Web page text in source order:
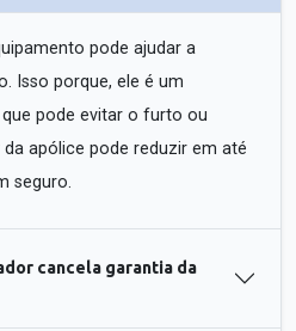
pode ajudar a
Isso porque, ele é um
pode evitar o furto ou
apólice pode reduzir em até
seguro.
cancela garantia da